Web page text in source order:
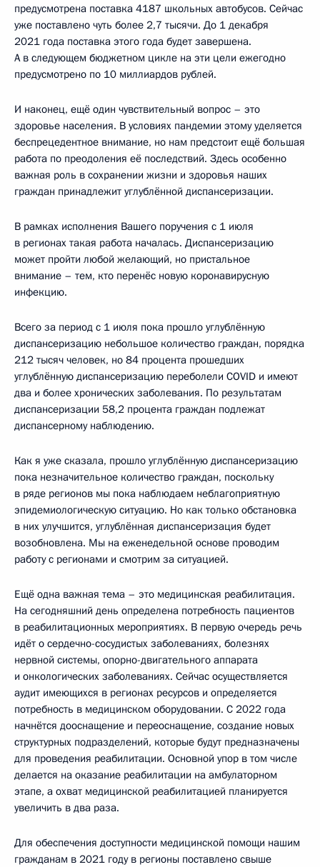
предусмотрена поставка 4187 школьных автобусов. Сейчас
уже поставлено чуть более 2,7 тысячи. До 1 декабря
2021 года поставка этого года будет завершена.
А в следующем бюджетном цикле на эти цели ежегодно
предусмотрено по 10 миллиардов рублей.
И наконец, ещё один чувствительный вопрос – это
здоровье населения. В условиях пандемии этому уделяется
беспрецедентное внимание, но нам предстоит ещё большая
работа по преодоления её последствий. Здесь особенно
важная роль в сохранении жизни и здоровья наших
граждан принадлежит углублённой диспансеризации.
В рамках исполнения Вашего поручения с 1 июля
в регионах такая работа началась. Диспансеризацию
может пройти любой желающий, но пристальное
внимание – тем, кто перенёс новую коронавирусную
инфекцию.
Всего за период с 1 июля пока прошло углублённую
диспансеризацию небольшое количество граждан, порядка
212 тысяч человек, но 84 процента прошедших
углублённую диспансеризацию переболели COVID и имеют
два и более хронических заболевания. По результатам
диспансеризации 58,2 процента граждан подлежат
диспансерному наблюдению.
Как я уже сказала, прошло углублённую диспансеризацию
пока незначительное количество граждан, поскольку
в ряде регионов мы пока наблюдаем неблагоприятную
эпидемиологическую ситуацию. Но как только обстановка
в них улучшится, углублённая диспансеризация будет
возобновлена. Мы на еженедельной основе проводим
работу с регионами и смотрим за ситуацией.
Ещё одна важная тема – это медицинская реабилитация.
На сегодняшний день определена потребность пациентов
в реабилитационных мероприятиях. В первую очередь речь
идёт о сердечно-сосудистых заболеваниях, болезнях
нервной системы, опорно-двигательного аппарата
и онкологических заболеваниях. Сейчас осуществляется
аудит имеющихся в регионах ресурсов и определяется
потребность в медицинском оборудовании. С 2022 года
начнётся дооснащение и переоснащение, создание новых
структурных подразделений, которые будут предназначены
для проведения реабилитации. Основной упор в том числе
делается на оказание реабилитации на амбулаторном
этапе, а охват медицинской реабилитацией планируется
увеличить в два раза.
Для обеспечения доступности медицинской помощи нашим
гражданам в 2021 году в регионы поставлено свыше